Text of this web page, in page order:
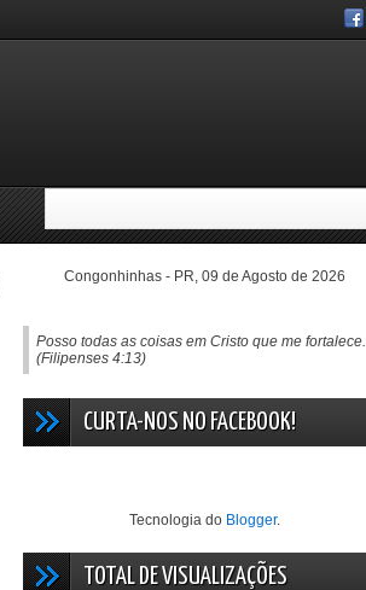
Congonhinhas - PR, 09 de Agosto de 2026
Posso todas as coisas em Cristo que me fortalece.
(Filipenses 4:13)
CURTA-NOS NO FACEBOOK!
Tecnologia do Blogger.
TOTAL DE VISUALIZAÇÕES